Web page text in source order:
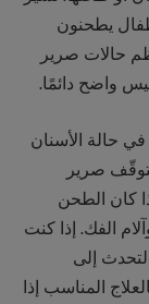
إلى 33٪ من الأطفال يطحنون
حالات صرير
واضح دائمًا.
في حالة الأسنان
صرير
كان الطحن
الفك. إذا كنت
إلى
المناسب إذا